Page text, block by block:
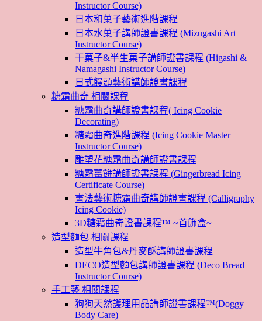
Instructor Course)
日本和菓子藝術進階課程
日本水菓子講師證書課程 (Mizugashi Art
Instructor Course)
干菓子&半生菓子講師證書課程 (Higashi &
Namagashi Instructor Course)
日式饅頭藝術講師證書課程
糖霜曲奇 相關課程
糖霜曲奇講師證書課程( Icing Cookie
Decorating)
糖霜曲奇進階課程 (Icing Cookie Master
Instructor Course)
雕塑花糖霜曲奇講師證書課程
糖霜薑餅講師證書課程 (Gingerbread Icing
Certificate Course)
書法藝術糖霜曲奇講師證書課程 (Calligraphy
Icing Cookie)
3D糖霜曲奇證書課程™ ~首飾盒~
造型麵包 相關課程
造型牛角包&丹麥酥講師證書課程
DECO造型麵包講師證書課程 (Deco Bread
Instructor Course)
手工藝 相關課程
狗狗天然護理用品講師證書課程™(Doggy
Body Care)